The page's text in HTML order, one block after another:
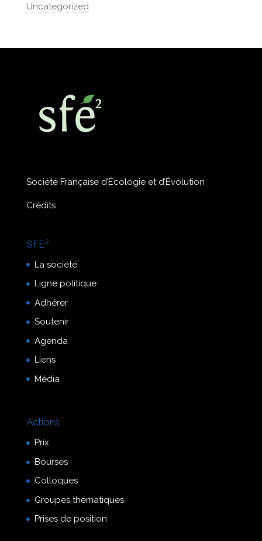
Uncategorized
Société Française d’Écologie et d’Évolution
Crédits
SFE²
La société
Ligne politique
Adhérer
Soutenir
Agenda
Liens
Média
Actions
Prix
Bourses
Colloques
Groupes thématiques
Prises de position